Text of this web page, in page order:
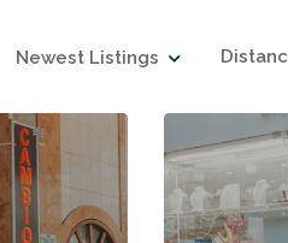
Newest Listings